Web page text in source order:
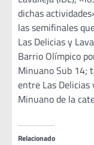
dichas
las semifinales
Las Delicias y
Barrio Olímpico
Minuano Sub 14;
entre Las Delicias
Minuano de la
Relacionado